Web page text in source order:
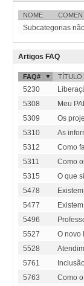
NOME
Subcategorias
Artigos FAQ
FAQ# TÍTULO
5230
5308
Meu
5309
Os
5310
As
5312
Como
5311
Como
5315
O que
5478
5477
5496
5527
O novo
5528
5761
5763
Como